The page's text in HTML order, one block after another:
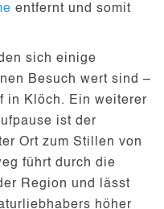
entfernt und somit
sich einige
Besuch wert sind –
in Klöch. Ein weiterer
ist der
Ort zum Stillen von
führt durch die
Region und lässt
höher